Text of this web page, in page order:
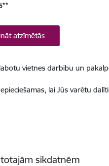
**
atzīmētās
vietnes darbību un
lai Jūs varētu
sīkdatnēm